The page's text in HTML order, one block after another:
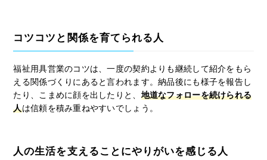
コツコツと関係を育てられる人
福祉用具営業のコツは、一度の契約よりも継続して紹介をもら
える関係づくりにあると言われます。納品後にも様子を報告し
たり、こまめに顔を出したりと、 地道なフォローを続けられる
人は信頼を積み重ねやすいでしょう。
人の生活を支えることにやりがいを感じる人